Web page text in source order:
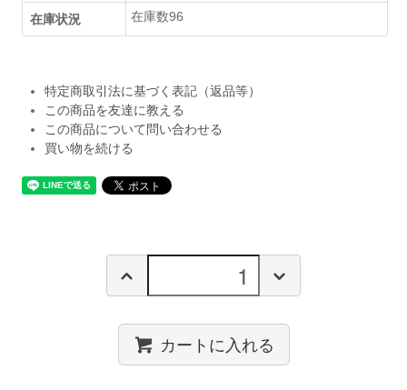
在庫状況 在庫数96
特定商取引法に基づく表記（返品等）
この商品を友達に教える
この商品について問い合わせる
買い物を続ける
カートに入れる